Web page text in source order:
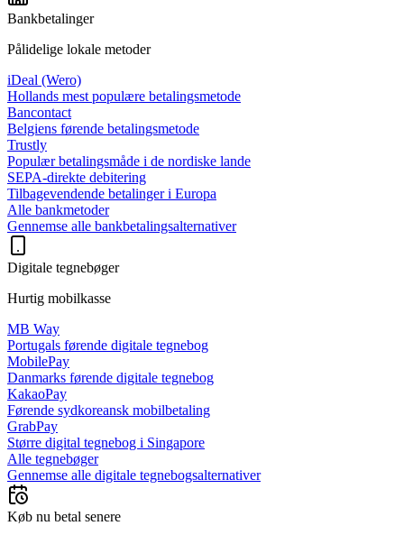
Bankbetalinger
Pålidelige lokale metoder
iDeal (Wero)
Hollands mest populære betalingsmetode
Bancontact
Belgiens førende betalingsmetode
Trustly
Populær betalingsmåde i de nordiske lande
SEPA-direkte debitering
Tilbagevendende betalinger i Europa
Alle bankmetoder
Gennemse alle bankbetalingsalternativer
Digitale tegnebøger
Hurtig mobilkasse
MB Way
Portugals førende digitale tegnebog
MobilePay
Danmarks førende digitale tegnebog
KakaoPay
Førende sydkoreansk mobilbetaling
GrabPay
Større digital tegnebog i Singapore
Alle tegnebøger
Gennemse alle digitale tegnebogsalternativer
Køb nu betal senere